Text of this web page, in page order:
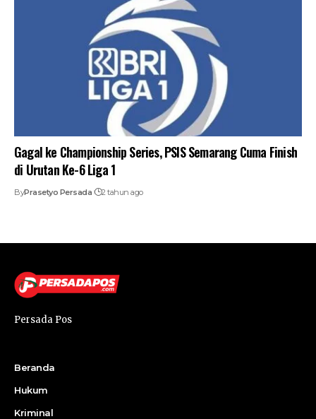
Gagal ke Championship Series, PSIS Semarang Cuma Finish
di Urutan Ke-6 Liga 1
ByPrasetyo Persada 2 tahun ago
Persada Pos
Beranda
Hukum
Kriminal